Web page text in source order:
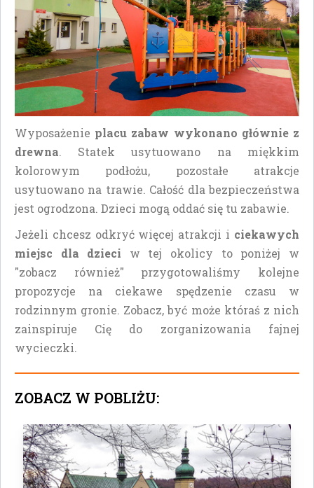
Wyposażenie placu zabaw wykonano głównie z
drewna. Statek usytuowano na miękkim
kolorowym podłożu, pozostałe atrakcje
usytuowano na trawie. Całość dla bezpieczeństwa
jest ogrodzona. Dzieci mogą oddać się tu zabawie.
Jeżeli chcesz odkryć więcej atrakcji i ciekawych
miejsc dla dzieci w tej okolicy to poniżej w
"zobacz również" przygotowaliśmy kolejne
propozycje na ciekawe spędzenie czasu w
rodzinnym gronie. Zobacz, być może któraś z nich
zainspiruje Cię do zorganizowania fajnej
wycieczki.
ZOBACZ W POBLIŻU: